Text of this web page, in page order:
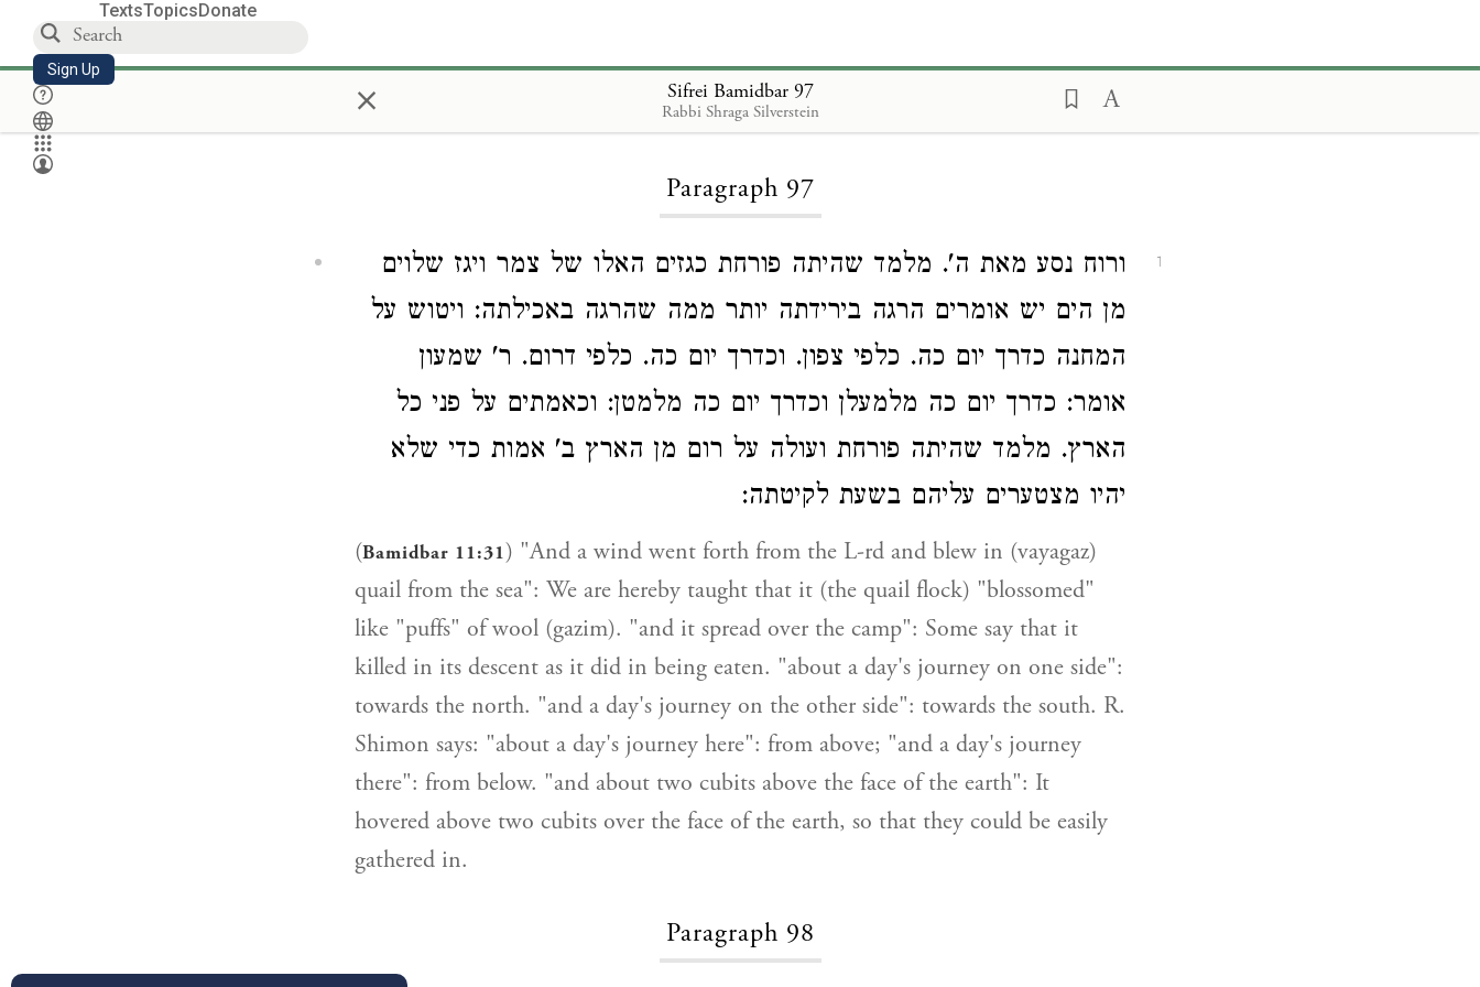
TextsTopicsDonate
Sign Up × Sifrei Bamidbar 97
Rabbi Shraga Silverstein
Loading...
Paragraph 97
1
ורוח נסע מאת ה'. מלמד שהיתה פורחת כגזים האלו של צמר ויגז שלוים
מן הים יש אומרים הרגה בירידתה יותר ממה שהרגה באכילתה: ויטוש על
המחנה כדרך יום כה. כלפי צפון. וכדרך יום כה. כלפי דרום. ר' שמעון
אומר: כדרך יום כה מלמעלן וכדרך יום כה מלמטן: וכאמתים על פני כל
הארץ. מלמד שהיתה פורחת ועולה על רום מן הארץ ב' אמות כדי שלא
יהיו מצטערים עליהם בשעת לקיטתה:
(Bamidbar 11:31) "And a wind went forth from the L-rd and blew in (vayagaz)
quail from the sea": We are hereby taught that it (the quail flock) "blossomed"
like "puffs" of wool (gazim). "and it spread over the camp": Some say that it
killed in its descent as it did in being eaten. "about a day's journey on one side":
towards the north. "and a day's journey on the other side": towards the south. R.
Shimon says: "about a day's journey here": from above; "and a day's journey
there": from below. "and about two cubits above the face of the earth": It
hovered above two cubits over the face of the earth, so that they could be easily
gathered in.
Paragraph 98